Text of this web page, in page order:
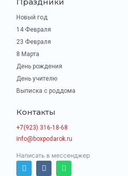
Новый год
14 Февраля
23 Февраля
8 Марта
День рождения
День учителю
Выписка с роддома
Контакты
+7(923) 316-18-68
info@boxpodarok.ru
Написать в мессенджер
T
V
W